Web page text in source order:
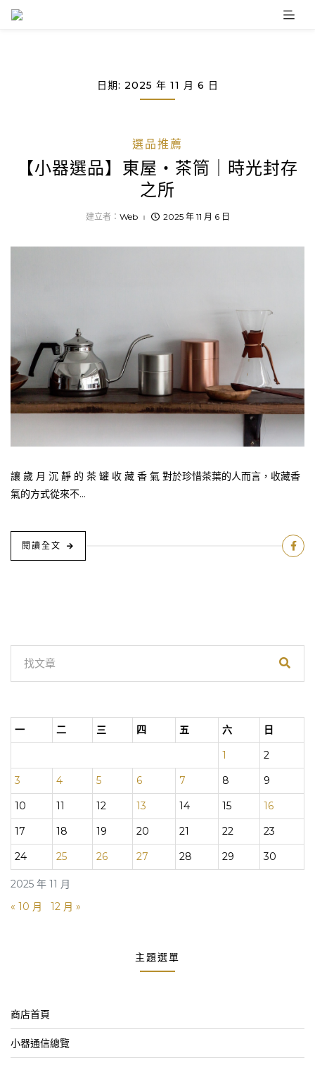
Skip
日期: 2025 年 11 月 6 日
選品推薦
【小器選品】東屋・茶筒｜時光封存
之所
建立者： Web 2025 年 11 月 6 日
讓 歲 月 沉 靜 的 茶 罐 收 藏 香 氣 對於珍惜茶葉的人而言，收藏香
氣的方式從來不...
閱讀全文
2025 年 11 月
一 二 三 四 五 六
日
1
2
3
4 5 6 7 8
9
10
11 12 13 14 15
16
17
18 19 20 21 22
23
24
25 26 27 28 29 30
« 10 月 12 月 »
主題選單
商店首頁
小器通信總覽